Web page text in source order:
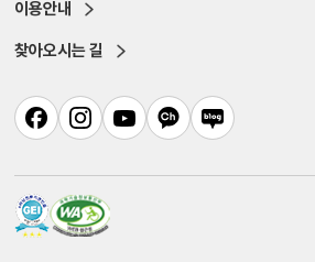
이용안내
찾아오시는 길